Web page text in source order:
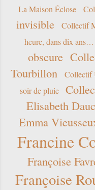
La Maison Éclose
invisible
Collectif
heure, dans dix ans…
obscure
Tourbillon
Collectif
soir de pluie
Elisabeth
Emma
Francine
Françoise
Françoise